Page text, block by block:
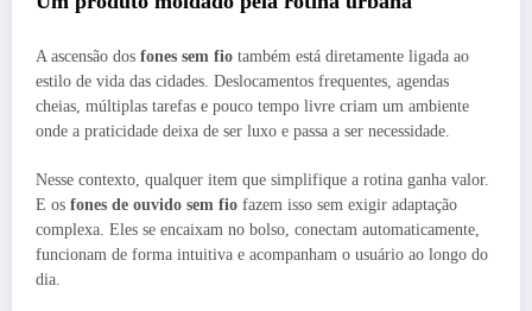
A ascensão dos fones sem fio também está diretamente ligada ao
estilo de vida das cidades. Deslocamentos frequentes, agendas
cheias, múltiplas tarefas e pouco tempo livre criam um ambiente
onde a praticidade deixa de ser luxo e passa a ser necessidade.
Nesse contexto, qualquer item que simplifique a rotina ganha valor.
E os fones de ouvido sem fio fazem isso sem exigir adaptação
complexa. Eles se encaixam no bolso, conectam automaticamente,
funcionam de forma intuitiva e acompanham o usuário ao longo do
dia.